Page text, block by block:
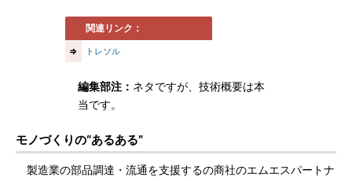
関連リンク：
⇒ トレソル
編集部注： ネタですが、技術概要は本
当です。
モノづくりの“あるある”
製造業の部品調達・流通を支援するの商社のエムエスパートナ